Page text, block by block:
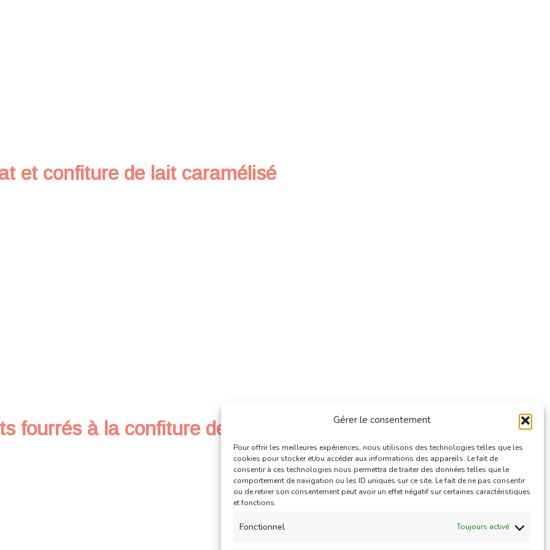
Gérer le consentement
Pour offrir les meilleures expériences, nous utilisons des technologies telles que les
cookies pour stocker et/ou accéder aux informations des appareils. Le fait de
consentir à ces technologies nous permettra de traiter des données telles que le
comportement de navigation ou les ID uniques sur ce site. Le fait de ne pas consentir
ou de retirer son consentement peut avoir un effet négatif sur certaines caractéristiques
et fonctions.
Fonctionnel Toujours activé
et confiture de lait caramélisé
fourrés à la confiture de fraise